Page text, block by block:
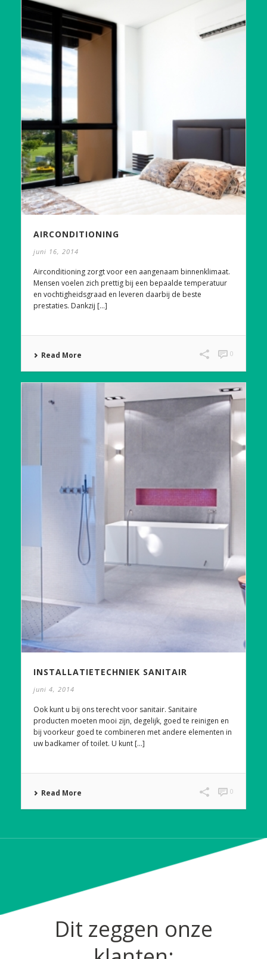
AIRCONDITIONING
juni 16, 2014
Airconditioning zorgt voor een aangenaam binnenklimaat.
Mensen voelen zich prettig bij een bepaalde temperatuur
en vochtigheidsgraad en leveren daarbij de beste
prestaties. Dankzij [...]
Read More 0
INSTALLATIETECHNIEK SANITAIR
juni 4, 2014
Ook kunt u bij ons terecht voor sanitair. Sanitaire
producten moeten mooi zijn, degelijk, goed te reinigen en
bij voorkeur goed te combineren met andere elementen in
uw badkamer of toilet. U kunt [...]
Read More 0
Dit zeggen onze